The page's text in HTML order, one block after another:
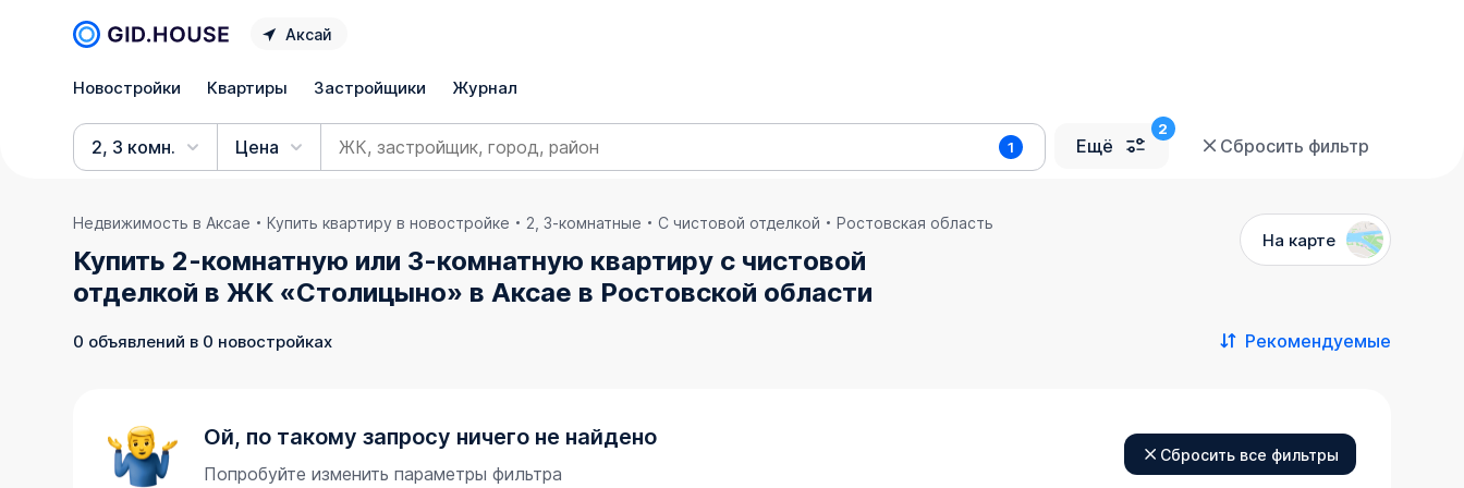
Аксай
Новостройки Квартиры Застройщики Журнал
2, 3 комн. Цена 1 Ещё Сбросить фильтр
Недвижимость в Аксае Купить квартиру в новостройке 2, 3-комнатные С чистовой отделкой Ростовская область
Купить 2-комнатную или 3-комнатную квартиру с чистовой
отделкой в ЖК «Столицыно» в Аксае в Ростовской области
На карте
0 объявлений в 0 новостройках Рекомендуемые
Ой, по такому запросу ничего не найдено
Попробуйте изменить параметры фильтра
Сбросить все фильтры